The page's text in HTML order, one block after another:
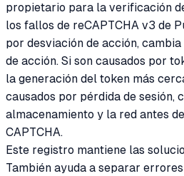
propietario para la verificación
los fallos de reCAPTCHA v3 de
por desviación de acción,
de acción. Si son causados por
la generación del token más
causados por pérdida de sesión,
almacenamiento y la red antes
CAPTCHA.
Este registro mantiene las
También ayuda a separar